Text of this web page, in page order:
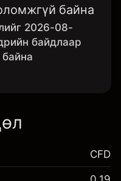
байна
2026-08-
байдлаар
CFD